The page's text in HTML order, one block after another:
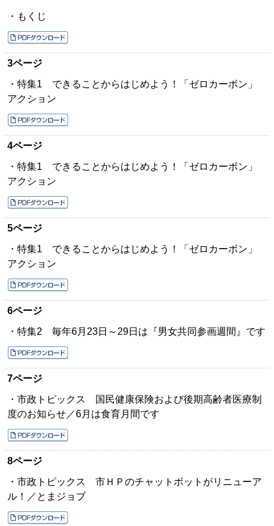
・もくじ
3ページ
・特集1 できることからはじめよう！「ゼロカーボン」
アクション
4ページ
・特集1 できることからはじめよう！「ゼロカーボン」
アクション
5ページ
・特集1 できることからはじめよう！「ゼロカーボン」
アクション
6ページ
・特集2 毎年6月23日～29日は『男女共同参画週間』です
7ページ
・市政トピックス 国民健康保険および後期高齢者医療制
度のお知らせ／6月は食育月間です
8ページ
・市政トピックス 市ＨＰのチャットボットがリニューア
ル！／とまジョブ